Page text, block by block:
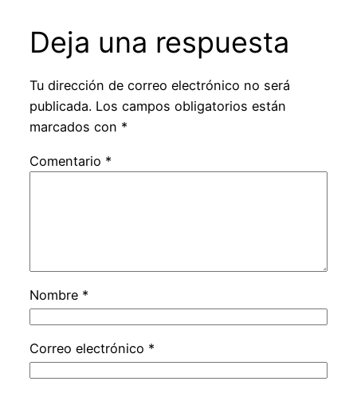
Deja una respuesta
Tu dirección de correo electrónico no será
publicada. Los campos obligatorios están
marcados con *
Comentario *
Nombre *
Correo electrónico *